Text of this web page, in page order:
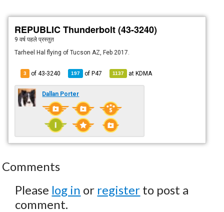
REPUBLIC Thunderbolt (43-3240)
9 वर्ष पहले प्रस्तुत
Tarheel Hal flying of Tucson AZ, Feb 2017.
3 of 43-3240 197 ofP47 1137 atKDMA
Dallan Porter
Comments
Please log in or register to post a
comment.